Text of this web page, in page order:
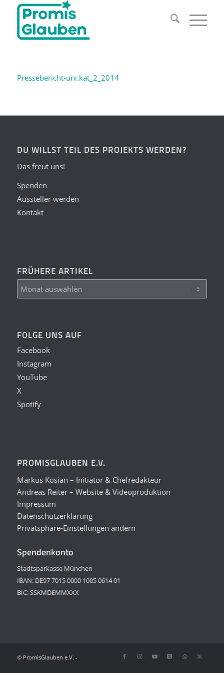
Pressebericht-uni.kat_2_2014
DU WILLST TEIL DES PROJEKTS WERDEN?
Das freut uns!
Spenden
Aussteller werden
Kontakt
FRÜHERE ARTIKEL
FOLGE UNS AUF
Facebook
Instagram
YouTube
X
Spotify
PROMISGLAUBEN E.V.
Markus Kosian – Initiator & Chefredakteur
Andreas Reiter – Website & Videoproduktion
Impressum
Datenschutzerklärung
Privatsphäre-Einstellungen ändern
Spendenkonto
Stadtsparkasse München
IBAN: DE97 7015 0000 1005 0614 01
BIC: SSKMDEMMXXX
© PromisGlauben e.V. -